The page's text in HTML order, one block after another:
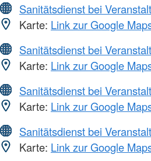
Sanitätsdienst bei
Karte: Link zur Google
Sanitätsdienst bei
Karte: Link zur Google
Sanitätsdienst bei
Karte: Link zur Google
Sanitätsdienst bei
Karte: Link zur Google